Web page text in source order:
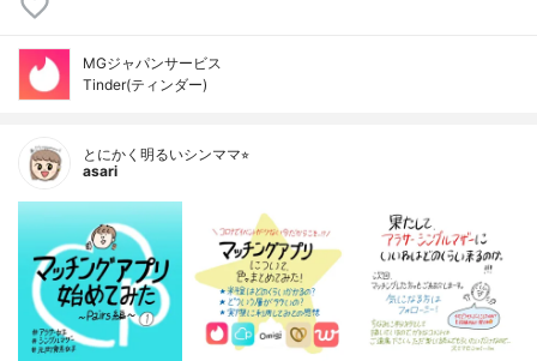
MGジャパンサービス
Tinder(ティンダー)
とにかく明るいシンママ⭐︎
asari